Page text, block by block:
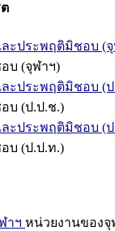
ละประพฤติมิชอบ (
บ (จุฬาฯ)
ละประพฤติมิชอบ (
บ (ป.ป.ช.)
ละประพฤติมิชอบ (
บ (ป.ป.ท.)
าฯ หน่วยงานของจุ